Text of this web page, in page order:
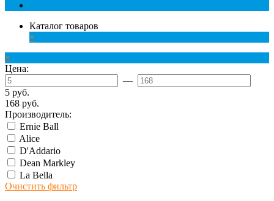
Каталог товаров
×
×
Цена:
—
5 руб.
168 руб.
Производитель:
Ernie Ball
Alice
D'Addario
Dean Markley
La Bella
Очистить фильтр